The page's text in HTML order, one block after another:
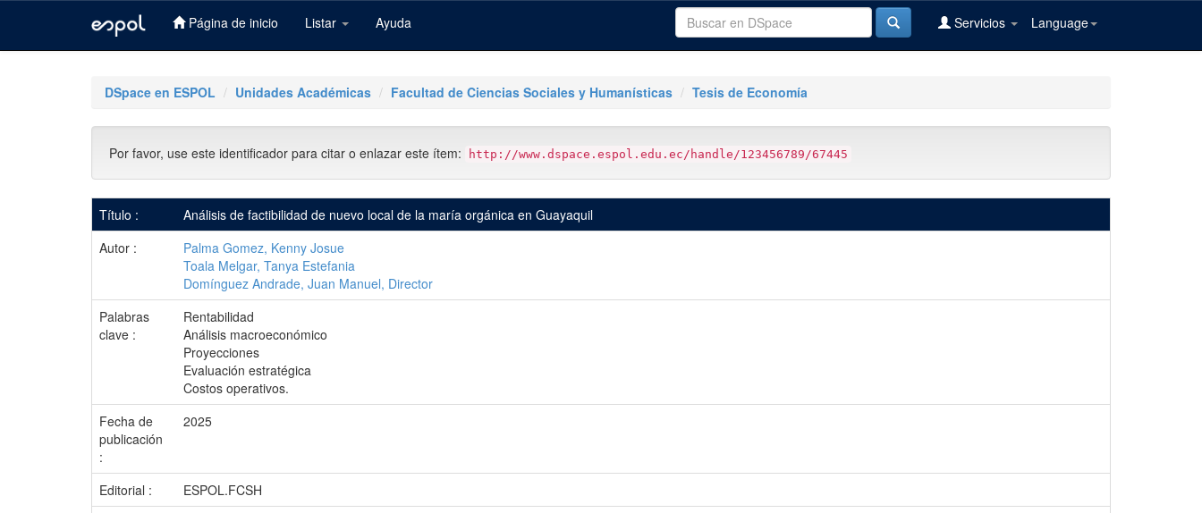
Página de inicio Listar Ayuda Language
Servicios
DSpace en ESPOL Unidades Académicas Facultad de Ciencias Sociales y Humanísticas Tesis de Economía
Por favor, use este identificador para citar o enlazar este ítem: http://www.dspace.espol.edu.ec/handle/123456789/67445
Título :
Análisis de factibilidad de nuevo local de la maría orgánica en Guayaquil
Autor :
Palma Gomez, Kenny Josue
Toala Melgar, Tanya Estefania
Domínguez Andrade, Juan Manuel, Director
Palabras
clave :
Rentabilidad
Análisis macroeconómico
Proyecciones
Evaluación estratégica
Costos operativos.
Fecha de
publicación
:
2025
Editorial :
ESPOL.FCSH